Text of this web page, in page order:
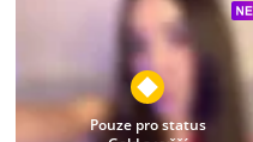
Pouze pro status